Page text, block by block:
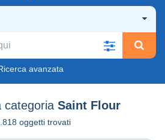
avanzata
categoria Saint Flour
oggetti trovati